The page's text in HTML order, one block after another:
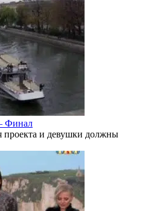
Финал
проекта и девушки должны